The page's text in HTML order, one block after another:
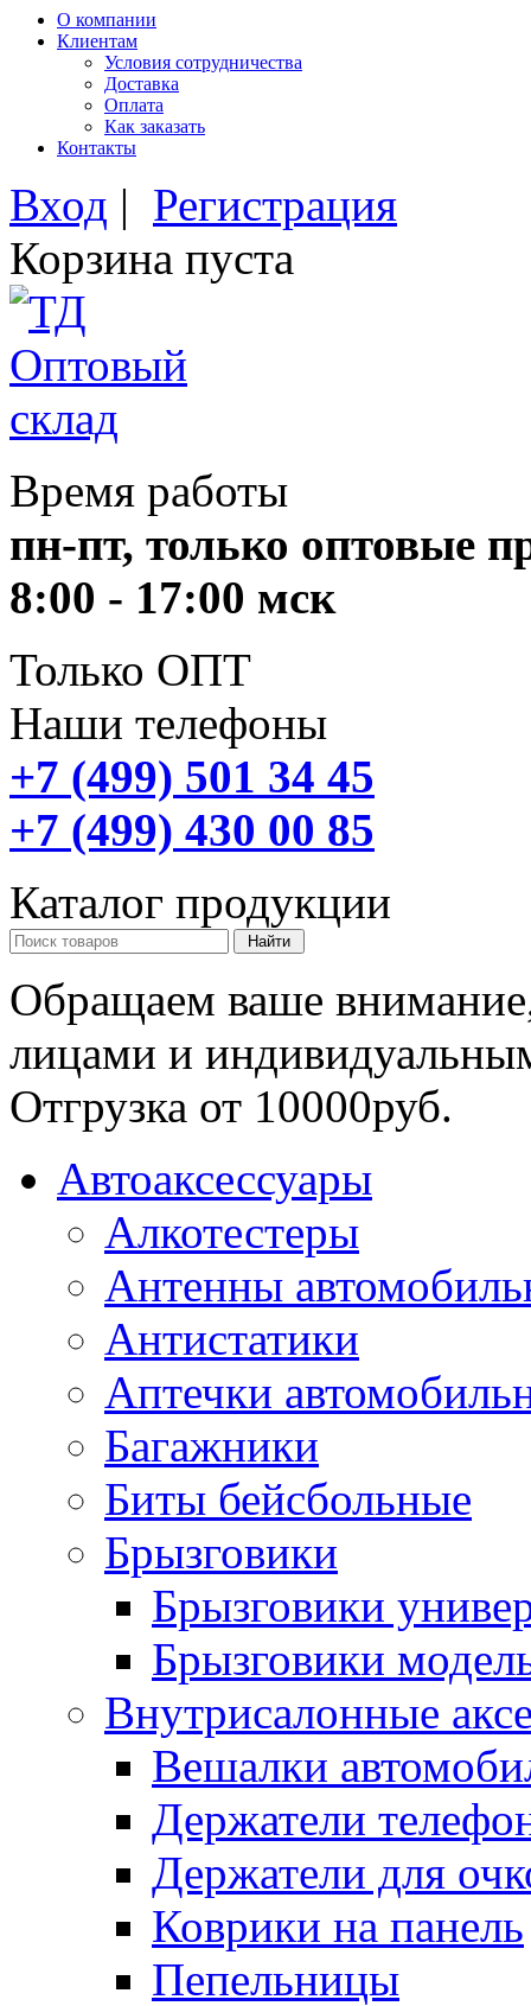
О компании
Клиентам
Условия сотрудничества
Доставка
Оплата
Как заказать
Контакты
Вход | Регистрация
Корзина пуста
Время работы
пн-пт, только оптовые
8:00 - 17:00 мск
Только ОПТ
Наши телефоны
+7 (499) 501 34 45
+7 (499) 430 00 85
Каталог продукции
Обращаем ваше
лицами и
Отгрузка от 10000руб.
Автоаксессуары
Алкотестеры
Антенны
Антистатики
Аптечки
Багажники
Биты бейсбольные
Брызговики
Брызговики
Брызговики
Внутрисалонные
Вешалки
Держатели
Держатели для
Коврики на панель
Пепельницы